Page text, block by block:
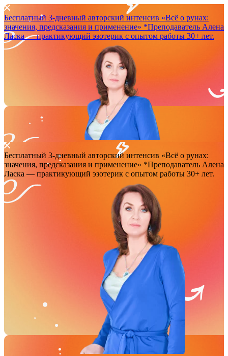
Бесплатный 3-дневный авторский интенсив «Всё о рунах:
значения, предсказания и применение» *Преподаватель Аленa
Ласка — практикующий эзотерик с опытом работы 30+ лет.
Бесплатный 3-дневный авторский интенсив «Всё о рунах:
значения, предсказания и применение» *Преподаватель Аленa
Ласка — практикующий эзотерик с опытом работы 30+ лет.